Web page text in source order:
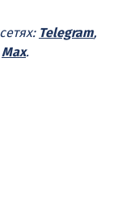
Telegram,
Max.